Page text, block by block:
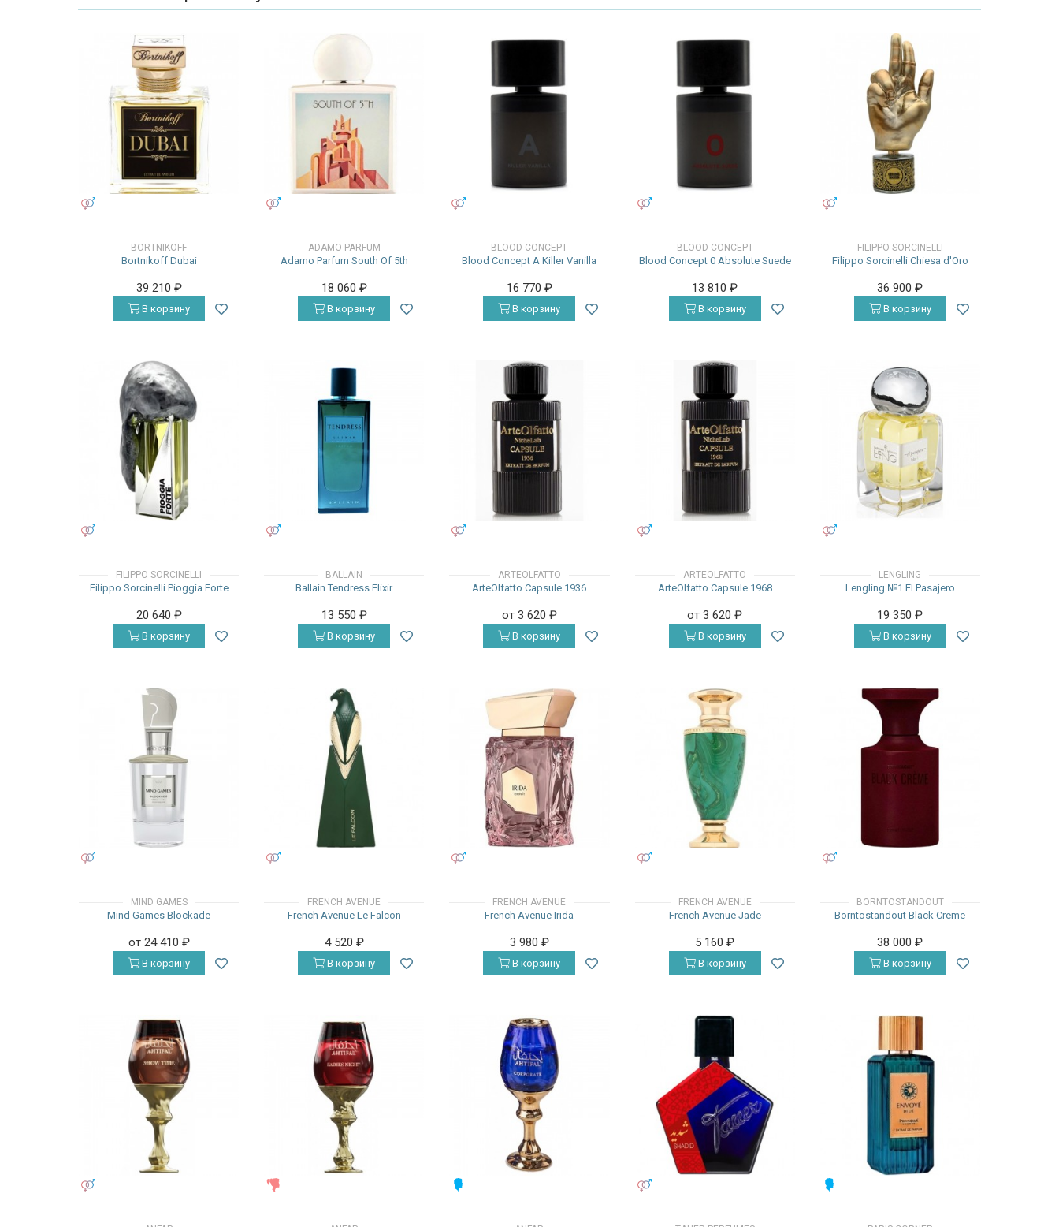
BORTNIKOFF
Bortnikoff Dubai
39 210 ₽
В корзину
ADAMO PARFUM
Adamo Parfum South Of 5th
18 060 ₽
В корзину
BLOOD CONCEPT
Blood Concept A Killer Vanilla
16 770 ₽
В корзину
BLOOD CONCEPT
Blood Concept 0 Absolute Suede
13 810₽
В корзину
FILIPPO SORCINELLI
Filippo Sorcinelli Chiesa d'Oro
36 900₽
В корзину
FILIPPO SORCINELLI
Filippo Sorcinelli Pioggia Forte
20 640 ₽
В корзину
BALLAIN
Ballain Tendress Elixir
13 550 ₽
В корзину
ARTEOLFATTO
ArteOlfatto Capsule 1936
от 3 620 ₽
В корзину
ARTEOLFATTO
ArteOlfatto Capsule 1968
от 3 620₽
В корзину
LENGLING
Lengling №1 El Pasajero
19 350₽
В корзину
MIND GAMES
Mind Games Blockade
от 24 410 ₽
В корзину
FRENCH AVENUE
French Avenue Le Falcon
4 520 ₽
В корзину
FRENCH AVENUE
French Avenue Irida
3 980 ₽
В корзину
FRENCH AVENUE
French Avenue Jade
5 160₽
В корзину
BORNTOSTANDOUT
Borntostandout Black Creme
38 000₽
В корзину